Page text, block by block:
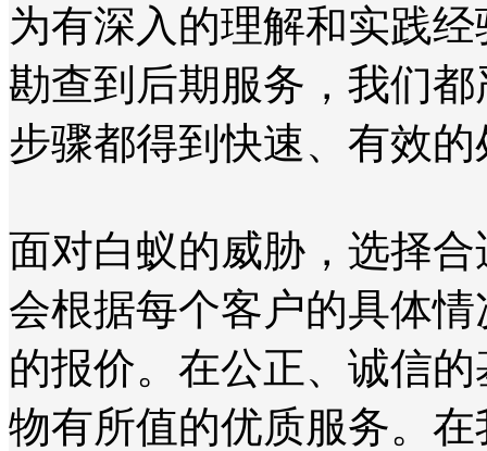
为有深入的理解和实践
勘查到后期服务，我们
步骤都得到快速、有效的
面对白蚁的威胁，选择
会根据每个客户的具体
的报价。在公正、诚信
物有所值的优质服务。